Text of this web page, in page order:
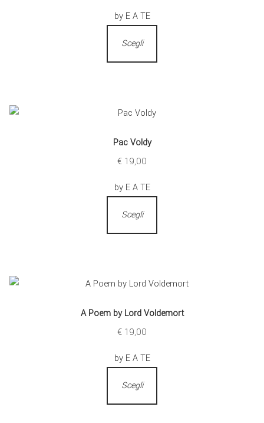
by E A TE
Scegli
Pac Voldy
€ 19,00
by E A TE
Scegli
A Poem by Lord Voldemort
€ 19,00
by E A TE
Scegli